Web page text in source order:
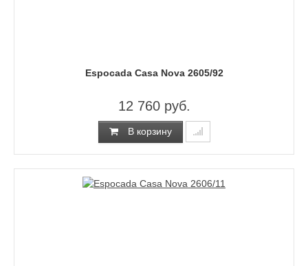
Espocada Casa Nova 2605/92
12 760 руб.
В корзину